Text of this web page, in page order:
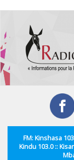
contenu
principal
FM: Kinshasa
Kindu 103.0 ::